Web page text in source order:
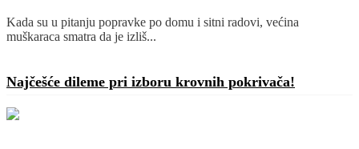
Kada su u pitanju popravke po domu i sitni radovi, većina
muškaraca smatra da je izliš...
Najčešće dileme pri izboru krovnih pokrivača!